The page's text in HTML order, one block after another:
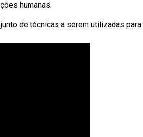
humanas.
de técnicas a serem utilizadas para